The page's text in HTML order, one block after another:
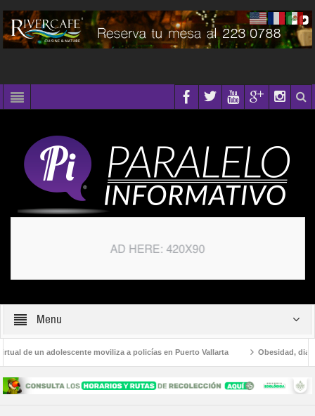
Menu
de un adolescente moviliza a policías en Puerto Vallarta Obesidad,
Avanza la regulación de establecimientos para la atención de las